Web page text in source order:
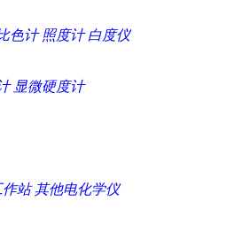
色计 照度计 白度仪
显微硬度计
作站 其他电化学仪